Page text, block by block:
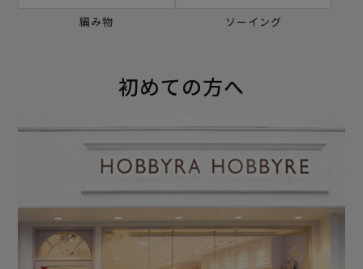
編み物 ソーイング
初めての方へ